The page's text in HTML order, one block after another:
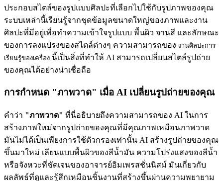
ประกอบสไตล์ของรูปแบบศิลปะที่เลือกไปใช้กับรูปภาพของคุณ
ระบบเหล่านี้เรียนรู้จากชุดข้อมูลขนาดใหญ่ของภาพและงาน
ศิลปะที่มีอยู่เพื่อทำความเข้าใจรูปแบบ พื้นผิว จานสี และลักษณะ
ของการลงแปรงของสไตล์ต่างๆ ความสามารถของ งานศิลปะการ
เรียนรู้ของเครื่อง นี้เป็นสิ่งที่ทำให้ AI สามารถเปลี่ยนสไตล์รูปถ่าย
ของคุณได้อย่างน่าเชื่อถือ
การกำหนด "ภาพวาด" เมื่อ AI เปลี่ยนรูปถ่ายของคุณ
คำว่า "ภาพวาด" ที่นี่อธิบายถึงความสามารถของ AI ในการ
สร้างภาพใหม่จากรูปถ่ายของคุณที่มีคุณภาพเหมือนภาพวาด
มันไม่ได้เป็นเพียงการใช้ตัวกรองเท่านั้น AI สร้างรูปถ่ายของคุณ
ขึ้นมาใหม่ เลียนแบบพื้นผิวของสีน้ำมัน ความโปร่งแสงของสีน้ำ
หรือจังหวะที่ชัดเจนของอาจารย์อิมเพรสชั่นนิสม์ มันเกี่ยวกับ
ผลลัพธ์ที่ดูและรู้สึกเหมือนชิ้นงานที่สร้างขึ้นผ่านความพยายาม